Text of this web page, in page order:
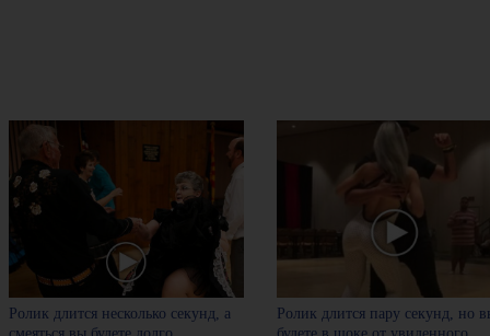
Ролик длится несколько секунд, а
Ролик длится пару секунд, но